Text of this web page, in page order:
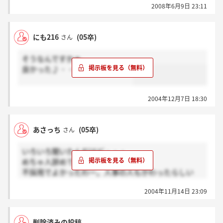
2008年6月9日 23:11
にも216 さん (05卒)
そうなんですかぁ。
良かった♪・・・のかな(・∀・;)
2004年12月7日 18:30
あさっち さん (05卒)
いろいろ聞いたんだけど・・・
めちゃ人辞めている会社らしいよ。
不採用でよかったわー。人事の人もかわったらしい
2004年11月14日 23:09